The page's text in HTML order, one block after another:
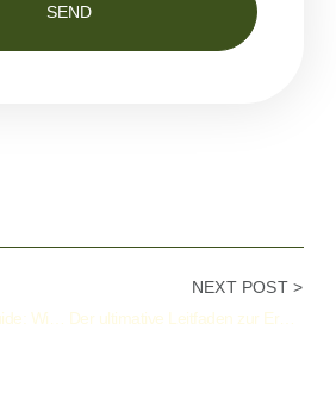
SEND
NEXT POST >